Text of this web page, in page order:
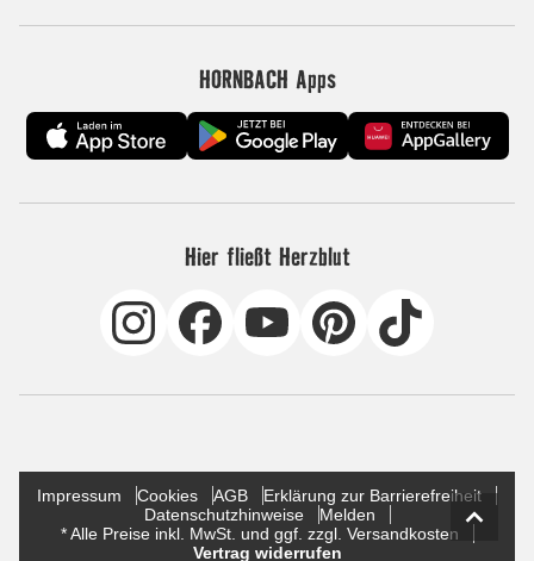
HORNBACH Apps
Hier fließt Herzblut
Impressum Cookies AGB
Erklärung zur Barrierefreiheit
Datenschutzhinweise
Melden
* Alle Preise inkl. MwSt. und ggf. zzgl. Versandkosten
Vertrag widerrufen